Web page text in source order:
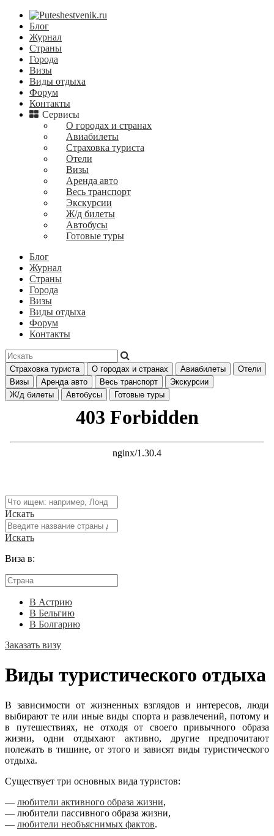
Блог
Журнал
Страны
Города
Визы
Виды отдыха
Форум
Контакты
Сервисы
О городах и странах
Авиабилеты
Страховка туриста
Отели
Визы
Аренда авто
Весь транспорт
Экскурсии
Ж/д билеты
Автобусы
Готовые туры
Блог
Журнал
Страны
Города
Визы
Виды отдыха
Форум
Контакты
Страховка туриста О городах и странах Авиабилеты
Отели
Визы
Аренда авто Весь транспорт
Экскурсии
Ж/д билеты
Автобусы Готовые туры
Искать
Искать
Виза в:
В Астрию
В Бельгию
В Болгарию
Заказать визу
Виды туристического отдыха
В зависимости от жизненных взглядов и интересов, люди
выбирают те или иные виды спорта и развлечений, потому и
в путешествиях, не отходя от своего привычного образа
жизни, одни отдыхают активно, другие предпочитают
полежать в тишине, от этого и зависят виды туристического
отдыха.
Существует три основных вида туристов:
— любители активного образа жизни,
— любители пассивного образа жизни,
— любители необъяснимых фактов.